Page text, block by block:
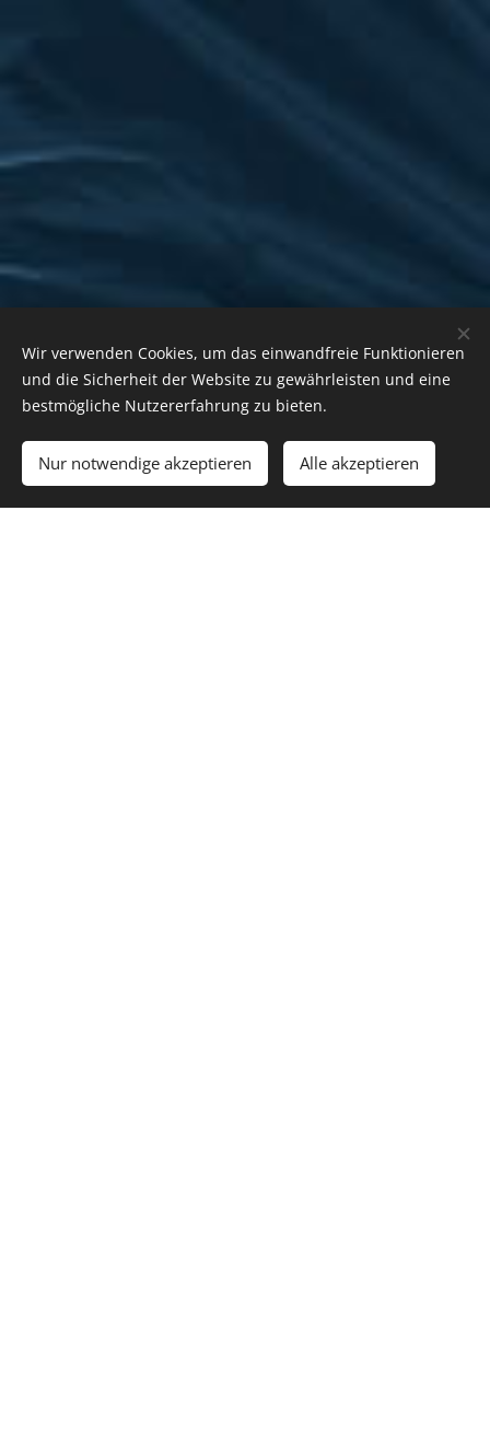
Wir verwenden Cookies, um das einwandfreie Funktionieren
und die Sicherheit der Website zu gewährleisten und eine
bestmögliche Nutzererfahrung zu bieten.
Nur notwendige akzeptieren Alle akzeptieren